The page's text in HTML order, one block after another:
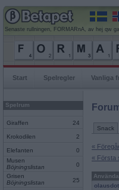
Senaste rullningen, FORMARnA, av hej qw
Start Spelregler Vanliga
Spelrum
Giraffen 24
Krokodilen 2
Elefanten
0
Musen
Böjningslistan
0
Grisen
Böjningslistan
25
Snack
«
« Första